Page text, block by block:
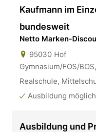
Kaufmann im
bundesweit
Netto Marken-
95030 Hof
Gymnasium/FOS/BOS,
Realschule,
Ausbildung möglich
Ausbildung und